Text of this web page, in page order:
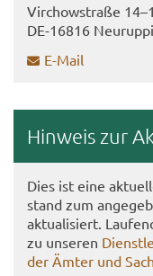
Virch­ow­stra­ße
DE-​16816
E-​Mail
Hin­weis zur
Dies ist eine
stand zum
ak­tua­li­siert.
zu un­se­ren
der Ämter und